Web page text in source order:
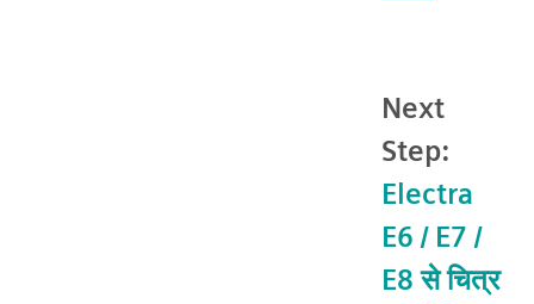
Next
Step:
Electra
E6 / E7 /
E8 से चित्र